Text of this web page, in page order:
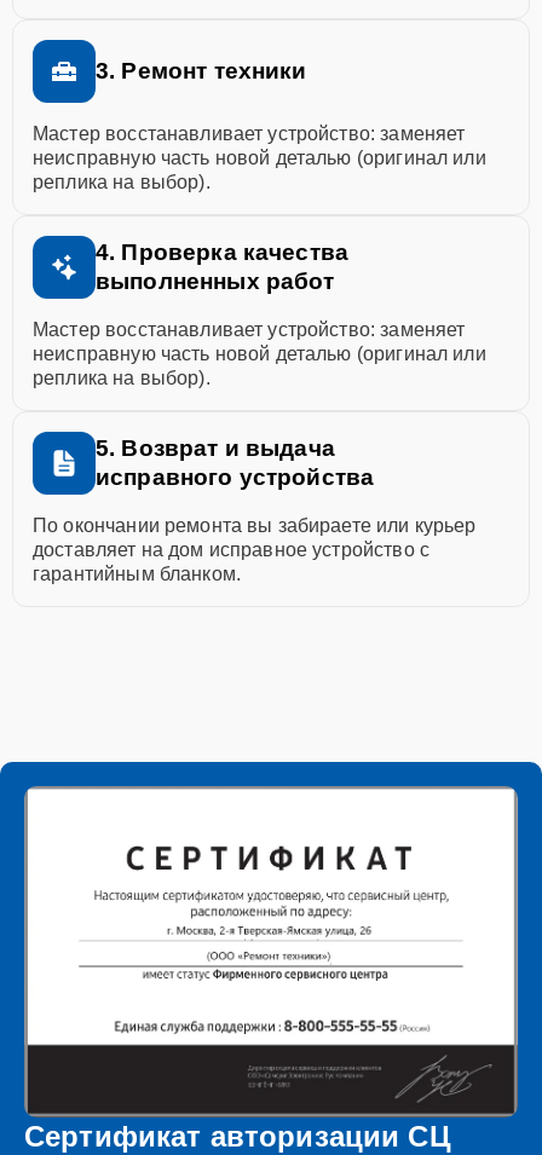
3. Ремонт техники
Мастер восстанавливает устройство: заменяет
неисправную часть новой деталью (оригинал или
реплика на выбор).
4. Проверка качества
выполненных работ
Мастер восстанавливает устройство: заменяет
неисправную часть новой деталью (оригинал или
реплика на выбор).
5. Возврат и выдача
исправного устройства
По окончании ремонта вы забираете или курьер
доставляет на дом исправное устройство с
гарантийным бланком.
Сертификат авторизации СЦ